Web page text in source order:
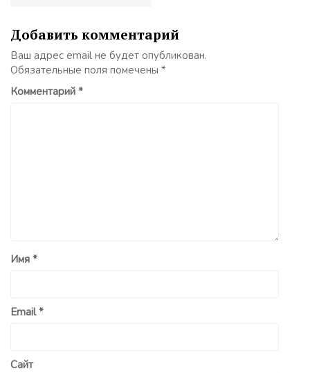
Добавить комментарий
Ваш адрес email не будет опубликован.
Обязательные поля помечены *
Комментарий *
Имя *
Email*
Сайт